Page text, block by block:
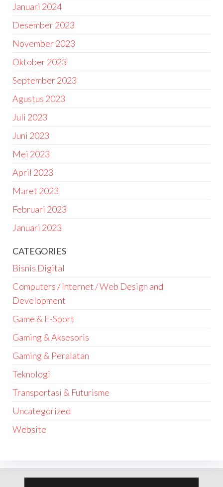
Januari 2024
Desember 2023
November 2023
Oktober 2023
September 2023
Agustus 2023
Juli 2023
Juni 2023
Mei 2023
April 2023
Maret 2023
Februari 2023
Januari 2023
CATEGORIES
Bisnis Digital
Computers / Internet / Web Design and
Development
Game & E-Sport
Gaming & Aksesoris
Gaming & Peralatan
Teknologi
Transportasi & Futurisme
Uncategorized
Website